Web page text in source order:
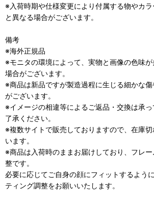
※入荷時期や仕様変更により付属する物やカ
と異なる場合がございます。
備考
※海外正規品
※モニタの環境によって、実物と画像の色味
場合がございます。
※商品は新品ですが製造過程に生じる細かな
がございます。
※イメージの相違等によるご返品・交換は承
了承ください。
※複数サイトで販売しておりますので、在庫
います。
※商品は入荷時のままお届けしており、フレ
整です。
必要に応じてご自身の顔にフィットするよう
ティング調整をお願いいたします。